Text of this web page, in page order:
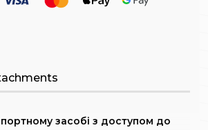
засобі з доступом до